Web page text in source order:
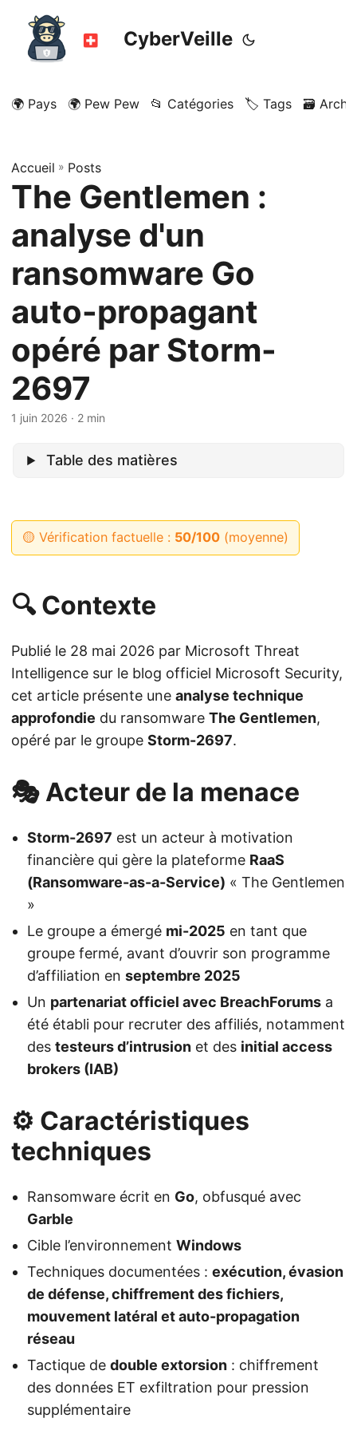
CyberVeille
🌍 Pays 🌍 Pew Pew 📂 Catégories 🏷️ Tags 🗃️
Accueil » Posts
The Gentlemen :
analyse d'un
ransomware Go
auto-propagant
opéré par Storm-
2697
1 juin 2026 · 2 min
Table des matières
🟡 Vérification factuelle : 50/100(moyenne)
🔍 Contexte
Publié le 28 mai 2026 par Microsoft Threat
Intelligence sur le blog officiel Microsoft Security,
cet article présente une analyse technique
approfondie du ransomware The Gentlemen,
opéré par le groupe Storm-2697.
🎭 Acteur de la menace
Storm-2697 est un acteur à motivation
financière qui gère la plateforme RaaS
(Ransomware-as-a-Service) « The Gentlemen
»
Le groupe a émergé mi-2025 en tant que
groupe fermé, avant d’ouvrir son programme
d’affiliation en septembre 2025
Un partenariat officiel avec BreachForums a
été établi pour recruter des affiliés, notamment
des testeurs d’intrusion et des initial access
brokers (IAB)
⚙️ Caractéristiques
techniques
Ransomware écrit en Go, obfusqué avec
Garble
Cible l’environnement Windows
Techniques documentées : exécution, évasion
de défense, chiffrement des fichiers,
mouvement latéral et auto-propagation
réseau
Tactique de double extorsion : chiffrement
des données ET exfiltration pour pression
supplémentaire